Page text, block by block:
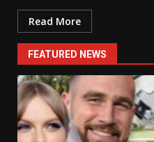
Read More
FEATURED NEWS